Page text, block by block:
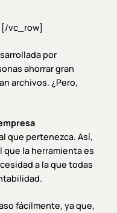
vc_row]
por
ahorrar gran
archivos. ¿Pero,
que pertenezca. Así,
que la herramienta es
a la que todas
fácilmente, ya que,